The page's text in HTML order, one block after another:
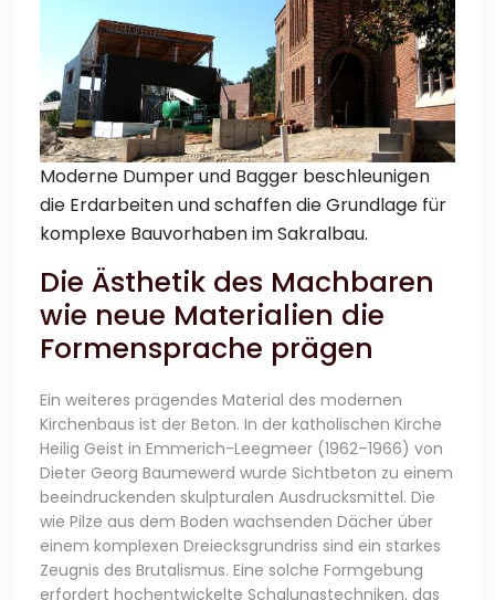
Moderne Dumper und Bagger beschleunigen
die Erdarbeiten und schaffen die Grundlage für
komplexe Bauvorhaben im Sakralbau.
Die Ästhetik des Machbaren
wie neue Materialien die
Formensprache prägen
Ein weiteres prägendes Material des modernen
Kirchenbaus ist der Beton. In der katholischen Kirche
Heilig Geist in Emmerich-Leegmeer (1962–1966) von
Dieter Georg Baumewerd wurde Sichtbeton zu einem
beeindruckenden skulpturalen Ausdrucksmittel. Die
wie Pilze aus dem Boden wachsenden Dächer über
einem komplexen Dreiecksgrundriss sind ein starkes
Zeugnis des Brutalismus. Eine solche Formgebung
erfordert hochentwickelte Schalungstechniken, das